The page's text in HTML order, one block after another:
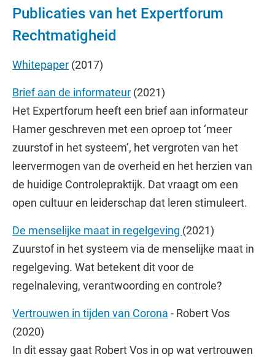
Publicaties van het Expertforum
Rechtmatigheid
Whitepaper (2017)
Brief aan de informateur (2021)
Het Expertforum heeft een brief aan informateur
Hamer geschreven met een oproep tot ‘meer
zuurstof in het systeem’, het vergroten van het
leervermogen van de overheid en het herzien van
de huidige Controlepraktijk. Dat vraagt om een
open cultuur en leiderschap dat leren stimuleert.
De menselijke maat in regelgeving (2021)
Zuurstof in het systeem via de menselijke maat in
regelgeving. Wat betekent dit voor de
regelnaleving, verantwoording en controle?
Vertrouwen in tijden van Corona - Robert Vos
(2020)
In dit essay gaat Robert Vos in op wat vertrouwen